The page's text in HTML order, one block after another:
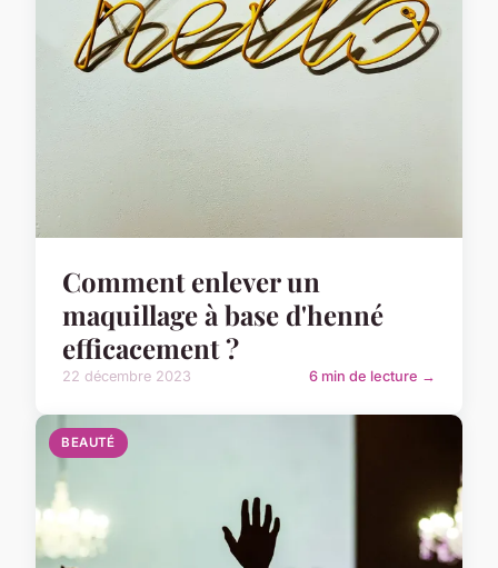
Comment enlever un
maquillage à base d'henné
efficacement ?
22 décembre 2023 6 min de lecture →
BEAUTÉ